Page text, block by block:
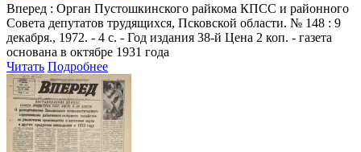
Вперед : Орган Пустошкинского райкома КПСС и районного
Совета депутатов трудящихся, Псковской области. № 148 : 9
декабря., 1972. - 4 с. - Год издания 38-й Цена 2 коп. - газета
основана в октябре 1931 года
Читать Подробнее